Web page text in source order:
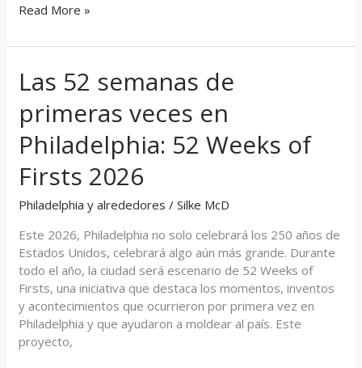
Read More »
Las 52 semanas de
primeras veces en
Philadelphia: 52 Weeks of
Firsts 2026
Philadelphia y alrededores /Silke McD
Este 2026, Philadelphia no solo celebrará los 250 años de
Estados Unidos, celebrará algo aún más grande. Durante
todo el año, la ciudad será escenario de 52 Weeks of
Firsts, una iniciativa que destaca los momentos, inventos
y acontecimientos que ocurrieron por primera vez en
Philadelphia y que ayudaron a moldear al país. Este
proyecto,
Las
52
semanas
de
primeras
en
Philadelphia:
Weeks
of
Firsts
2026